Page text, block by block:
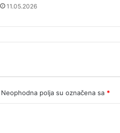
11.05.2026
Neophodna polja su označena sa *